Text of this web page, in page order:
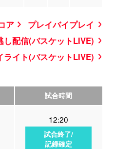
ア
プレイバイプレイ
し配信(バスケットLIVE)
ライト(バスケットLIVE)
試合時間
12:20
試合終了/
記録確定